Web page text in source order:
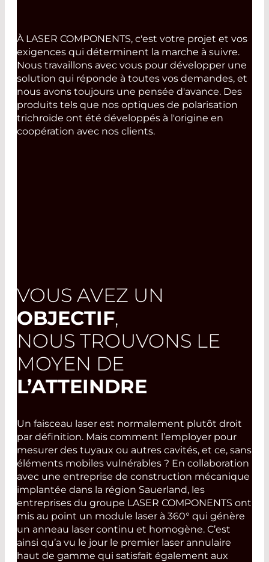
À LASER COMPONENTS, c'est votre projet et vos
exigences qui déterminent la marche à suivre.
Nous travaillons avec vous pour développer une
solution qui réponde à toutes vos demandes, et
nous avons toujours une pensée d'avance. Des
produits tels que nos optiques de polarisation
trichroïde ont été développés à l'origine en
coopération avec nos clients.
VOUS AVEZ UN
OBJECTIF,
NOUS TROUVONS LE
MOYEN DE
L’ATTEINDRE
Un faisceau laser est normalement plutôt droit
par définition. Mais comment l’employer pour
mesurer des tuyaux ou autres cavités, et ce, sans
éléments mobiles vulnérables ? En collaboration
avec une entreprise de construction mécanique
implantée dans la région Sauerland, les
entreprises du groupe LASER COMPONENTS ont
mis au point un module laser à 360° qui génère
un anneau laser continu et homogène. C’est
ainsi qu’a vu le jour le premier laser annulaire
haut de gamme qui satisfait également aux